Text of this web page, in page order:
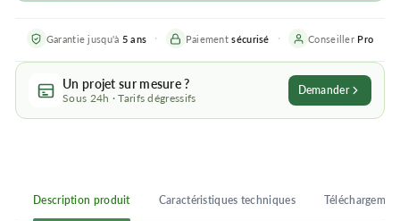
Garantie jusqu'à 5 ans Paiementsécurisé Conseiller Pro
Un projet sur mesure ?
Sous 24h · Tarifs dégressifs
Demander
Description produit Caractéristiques techniques